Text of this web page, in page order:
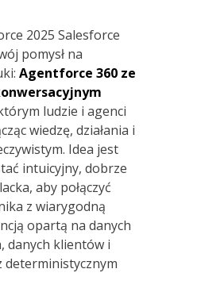
2025 Salesforce
pomysł na
Agentforce 360 ze
ludzie i agenci
wiedzę, działania i
Idea jest
intuicyjny, dobrze
aby połączyć
z wiarygodną
opartą na danych
danych klientów i
deterministycznym